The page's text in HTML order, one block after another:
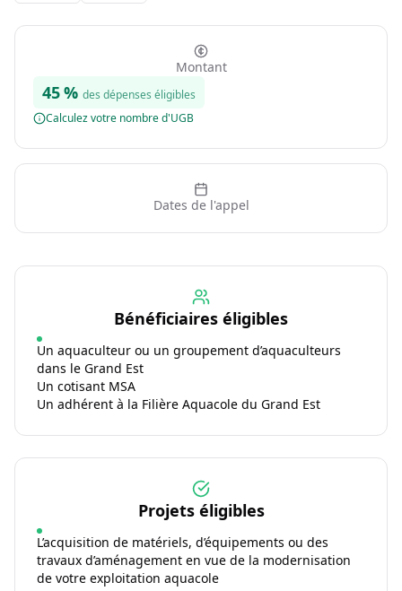
Montant
45 % des dépenses éligibles
Calculez votre nombre d'UGB
Dates de l'appel
Bénéficiaires éligibles
Un aquaculteur ou un groupement d’aquaculteurs
dans le Grand Est
Un cotisant MSA
Un adhérent à la Filière Aquacole du Grand Est
Projets éligibles
L’acquisition de matériels, d’équipements ou des
travaux d’aménagement en vue de la modernisation
de votre exploitation aquacole